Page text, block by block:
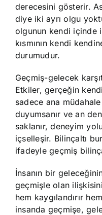
derecesini gösterir.
diye iki ayrı olgu
olgunun kendi içinde
kısmının kendi
durumudur.
Geçmiş-gelecek
Etkiler, gerçeğin
sadece ana
duyumsanır ve an
saklanır, deneyim
içselleşir. Bilinçaltı
ifadeyle geçmiş
İnsanın bir
geçmişle olan
hem kaygılandırır
insanda geçmişe,